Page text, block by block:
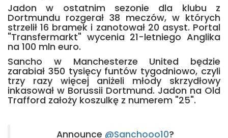
Jadon w ostatnim sezonie dla klubu z
Dortmundu rozgerał 38 meczów, w których
strzelił 16 bramek i zanotował 20 asyst. Portal
"Transfermarkt" wycenia 21-letniego Anglika
na 100 mln euro.
Sancho w Manchesterze United będzie
zarabiał 350 tysięcy funtów tygodniowo, czyli
trzy razy więcej aniżeli młody skrzydłowy
inkasował w Borussii Dortmund. Jadon na Old
Trafford założy koszulkę z numerem "25".
Announce @Sanchooo10?